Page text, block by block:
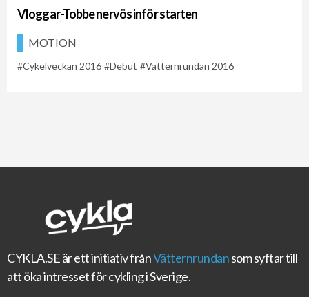
Vloggar-Tobbe nervös inför starten
MOTION
Cykelveckan 2016 Debut Vätternrundan 2016
CYKLA.SEär ett initiativ frånVätternrundansom syftar till
att öka intresset för cykling i Sverige.